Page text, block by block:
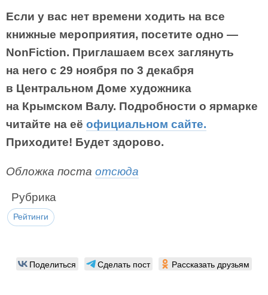
Если у вас нет времени ходить на все
книжные мероприятия, посетите одно —
NonFiction. Приглашаем всех заглянуть
на него с 29 ноября по 3 декабря
в Центральном Доме художника
на Крымском Валу. Подробности о ярмарке
читайте на её официальном сайте.
Приходите! Будет здорово.
Обложка поста отсюда
Рубрика
Рейтинги
Поделиться Сделать пост Рассказать друзьям